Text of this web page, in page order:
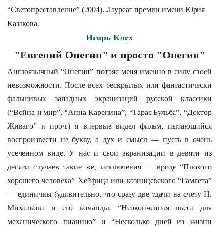
“Светопреставление” (2004). Лауреат премии имени Юрия
Казакова.
Игорь Клех
"Евгений Онегин" и просто "Онегин"
Англоязычный “Онегин” потряс меня именно в силу своей
невозможности. После всех бескрылых или фантастически
фальшивых западных экранизаций русской классики
(“Война и мир”, “Анна Каренина”, “Тарас Бульба”, “Доктор
Живаго” и проч.) я впервые видел фильм, пытающийся
воспроизвести не букву, а дух и смысл — пусть в очень
усеченном виде. У нас и свои экранизации в девяти из
десяти случаев такие же, исключения — вроде “Плохого
хорошего человека” Хейфица или козинцевского “Гамлета”
— единичны (удивительно, что сразу две удачи на счету Н.
Михалкова и его команды: “Неоконченная пьеса для
механического пианино” и “Несколько дней из жизни